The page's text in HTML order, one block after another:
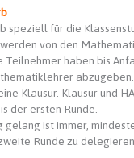
speziell für die
von den
haben bis
Klausur. Klausur und
der ersten Runde.
ist immer,
Runde zu delegieren.